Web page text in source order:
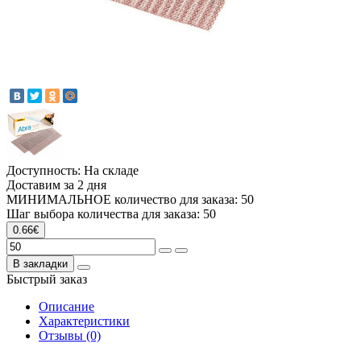
Доступность: На складе
Доставим за 2 дня
МИНИМАЛЬНОЕ количество для заказа: 50
Шаг выбора количества для заказа: 50
0.66€
В закладки
Быстрый заказ
Описание
Характеристики
Отзывы (0)